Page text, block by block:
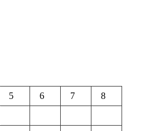
5 6 7
8